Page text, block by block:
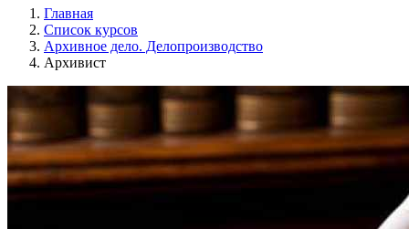
Главная
Список курсов
Архивное дело. Делопроизводство
Архивист